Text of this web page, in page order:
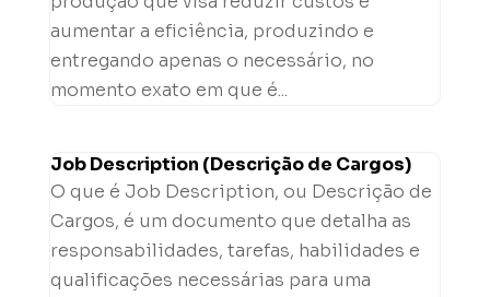
aumentar a eficiência, produzindo e
entregando apenas o necessário, no
momento exato em que é...
Job Description (Descrição de Cargos)
O que é Job Description, ou Descrição de
Cargos, é um documento que detalha as
responsabilidades, tarefas, habilidades e
qualificações necessárias para uma